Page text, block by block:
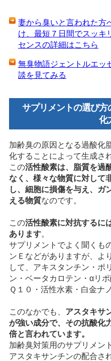
妻から臭いと言われた方
け、最短７日間でスッキ
センスの詳細はこちら
無臭物語ジェントルエッ
談を見てみる
サプリメントの選び
化
加齢臭の原因となる過酸化
化することによって生成さ
この活性酸素は、脂質を過
なく、様々な物質に対して
し、細胞に損傷を与え、ガ
える物質なのです。
この活性酸素に対抗するに
あります。
サプリメントでよく聞くも
ンＥなどがありますが、よ
して、アキスタンチン・ポ
ン・ベータカロテン・αリ
Ｑ１０・活性水素・白金ナ
このなかでも、 アスタキサ
が強い成分で、その抗酸化
倍と言われています。
加齢臭対策用のサプリメン
アスタキサンチンの配合さ